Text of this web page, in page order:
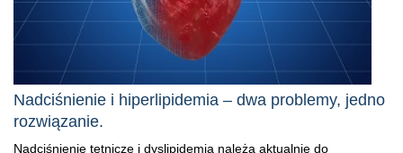
Nadciśnienie i hiperlipidemia – dwa problemy, jedno
rozwiązanie.
Nadciśnienie tętnicze i dyslipidemia należą aktualnie do